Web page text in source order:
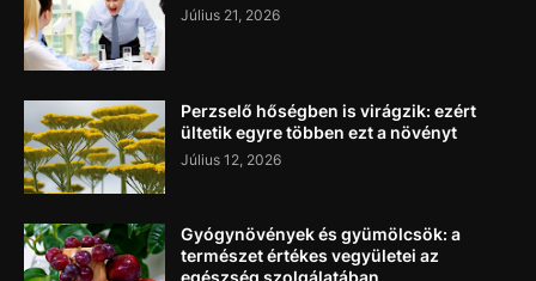
Július 21, 2026
Perzselő hőségben is virágzik: ezért
ültetik egyre többen ezt a növényt
Július 12, 2026
Gyógynövények és gyümölcsök: a
természet értékes vegyületei az